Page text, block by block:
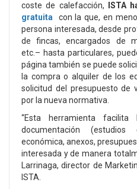
coste de calefacción,
ISTA
gratuita
con la que, en
persona interesada, desde
de fincas, encargados de
etc.– hasta particulares,
página también se puede
la compra o alquiler de los
solicitud del presupuesto de
por la nueva normativa.
“Esta herramienta
documentación
económica, anexos,
interesada y de manera
Larrinaga, director de
ISTA.